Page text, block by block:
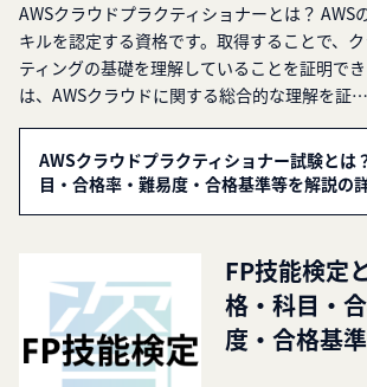
AWSクラウドプラクティショナーとは？ AWS
キルを認定する資格です。取得することで、
ティングの基礎を理解していることを証明で
は、AWSクラウドに関する総合的な理解を証…
AWSクラウドプラクティショナー試験とは
目・合格率・難易度・合格基準等を解説の
FP技能検定
格・科目・
度・合格基